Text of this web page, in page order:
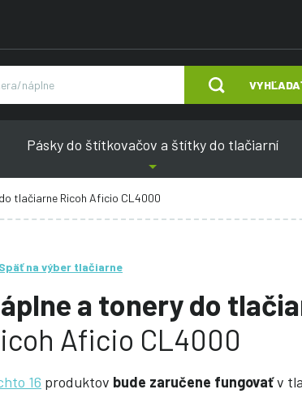
Pásky do štítkovačov a štítky do tlačiarní
tlačiarne Ricoh Aficio CL4000
Späť na výber tlačiarne
a tonery do
Aficio CL4000
16 produktov bude zaručene fungovaťv